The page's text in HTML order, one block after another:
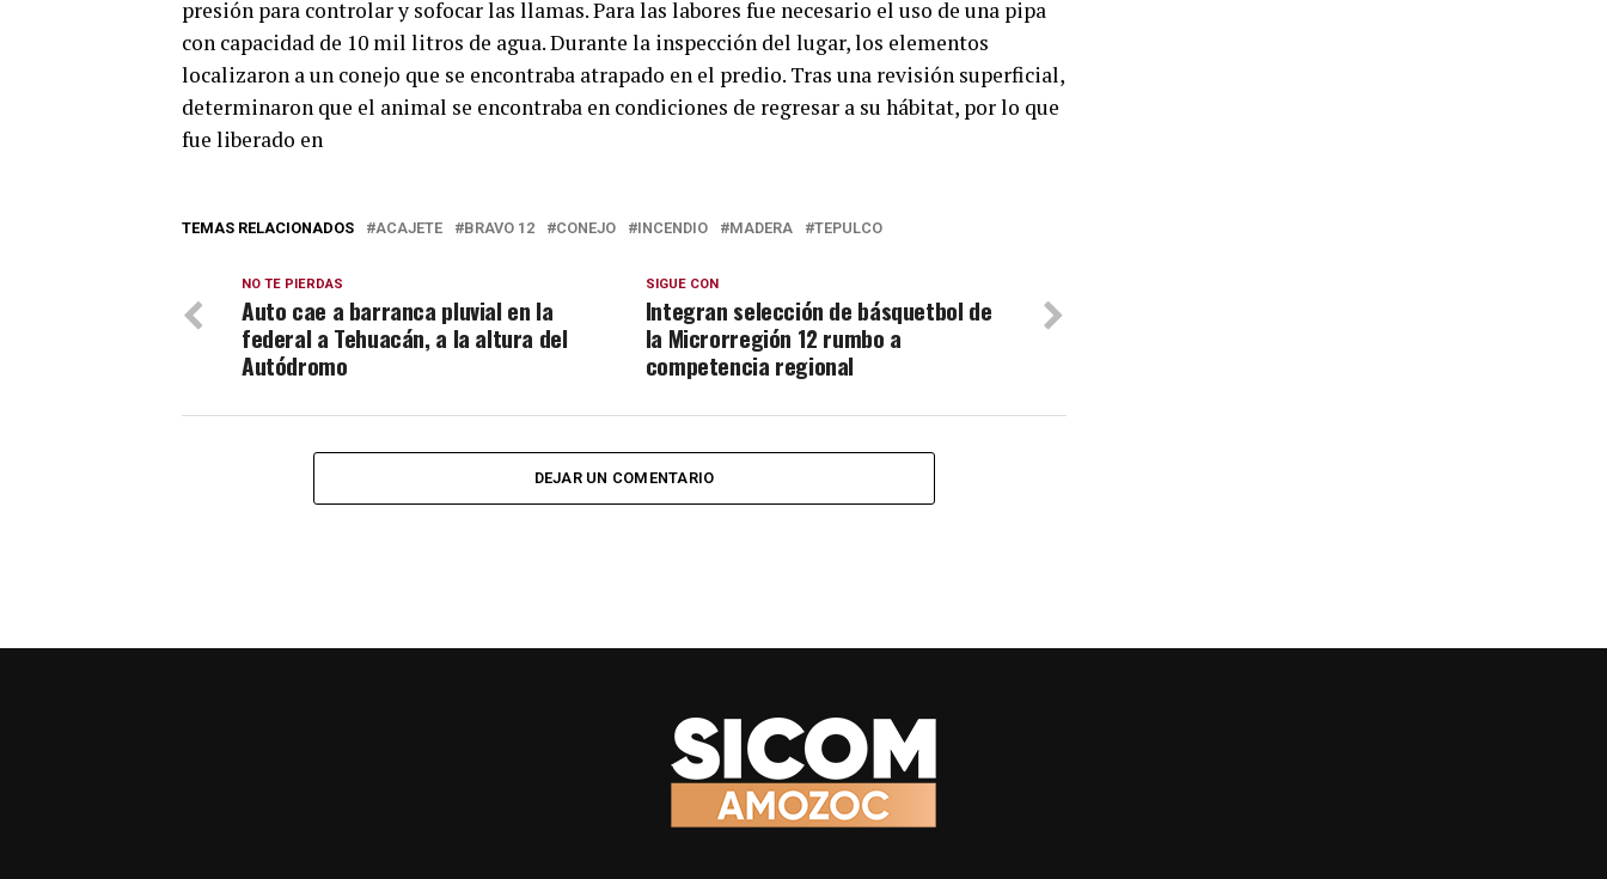
presión para controlar y sofocar las llamas. Para las labores fue necesario el uso de una pipa
con capacidad de 10 mil litros de agua. Durante la inspección del lugar, los elementos
localizaron a un conejo que se encontraba atrapado en el predio. Tras una revisión superficial,
determinaron que el animal se encontraba en condiciones de regresar a su hábitat, por lo que
fue liberado en
TEMAS RELACIONADOS ACAJETE BRAVO 12 CONEJO INCENDIO MADERA TEPULCO
SIGUE CON
Integran selección de básquetbol de
la Microrregión 12 rumbo a
competencia regional
NO TE PIERDAS
Auto cae a barranca pluvial en la
federal a Tehuacán, a la altura del
Autódromo
DEJAR UN COMENTARIO